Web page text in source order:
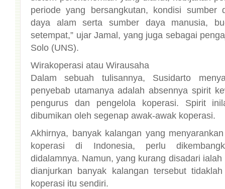
Solo (UNS).
Wirakoperasi atau Wirausaha
Dalam sebuah tulisannya, Susidarto
penyebab utamanya adalah absennya spirit
pengurus dan pengelola koperasi. Spirit
dibumikan oleh segenap awak-awak koperasi.
Akhirnya, banyak kalangan yang
koperasi di Indonesia, perlu
didalamnya. Namun, yang kurang disadari
dianjurkan banyak kalangan tersebut
koperasi itu sendiri.